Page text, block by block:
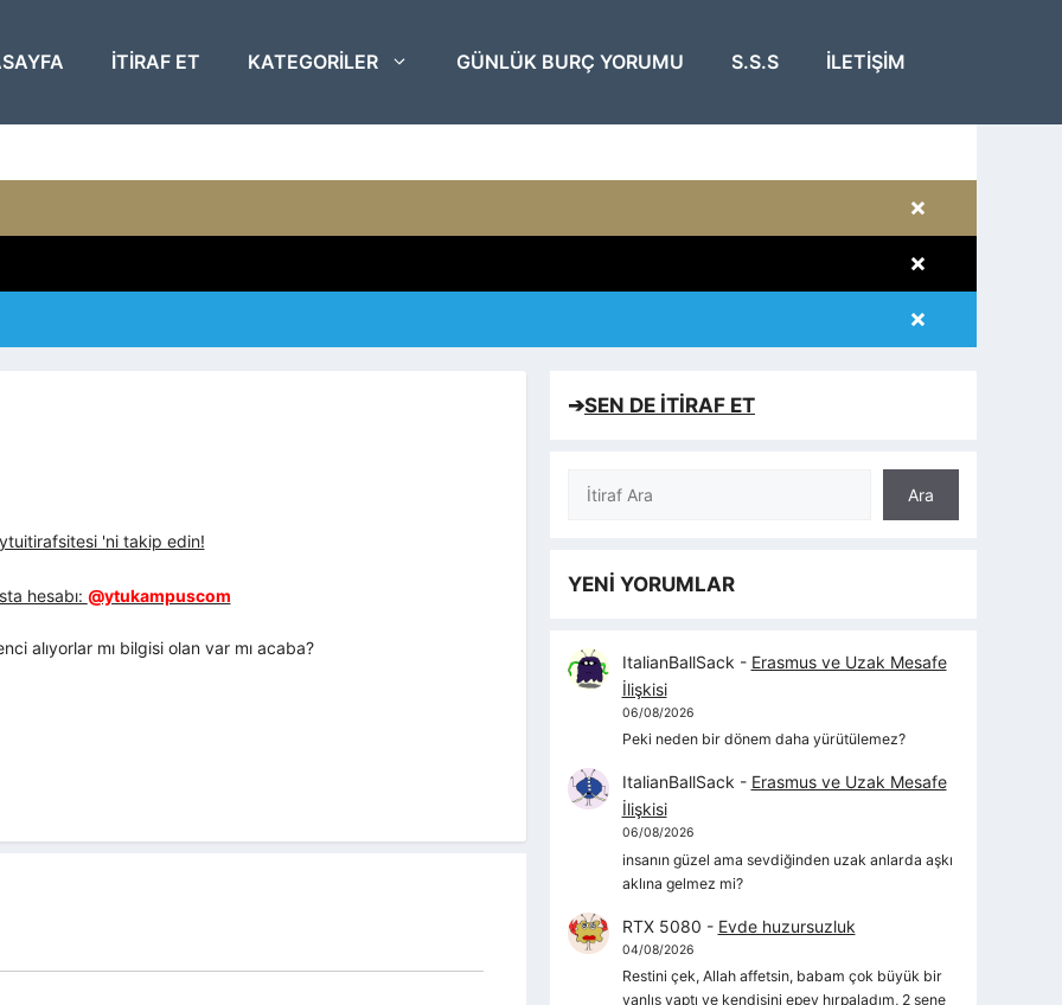
ITIRAF ET KATEGORILER GÜNLÜK BURÇ YORUMU S.S.S İLETIŞIM
×
×
×
'ni takip edin!
hesabı: @ytukampuscom
alıyorlar mı bilgisi olan var mı acaba?
➔SEN DE İTİRAF ET
Ara
Ara
YENİ YORUMLAR
ItalianBallSack - Erasmus ve Uzak Mesafe
İlişkisi
06/08/2026
Peki neden bir dönem daha yürütülemez?
ItalianBallSack - Erasmus ve Uzak Mesafe
İlişkisi
06/08/2026
insanın güzel ama sevdiğinden uzak anlarda aşkı
aklına gelmez mi?
RTX 5080 - Evde huzursuzluk
04/08/2026
Restini çek, Allah affetsin, babam çok büyük bir
yanlış yaptı ve kendisini epey hırpaladım, 2 sene